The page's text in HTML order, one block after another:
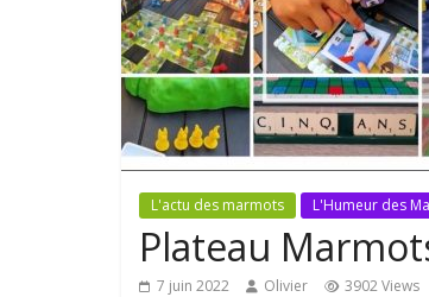
L'actu des marmots L'Humeur des
Plateau
7 juin 2022 Olivier 3902 Views